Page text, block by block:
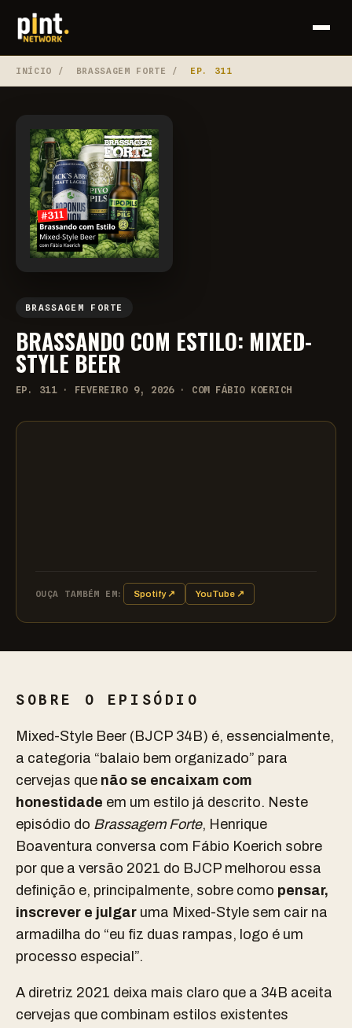
INÍCIO / BRASSAGEM FORTE / EP. 311
BRASSAGEM FORTE
BRASSANDO COM ESTILO: MIXED-
STYLE BEER
EP. 311 · FEVEREIRO 9, 2026 · COM FÁBIO KOERICH
OUÇA TAMBÉM EM: Spotify ↗ YouTube ↗
SOBRE O EPISÓDIO
Mixed-Style Beer (BJCP 34B) é, essencialmente,
a categoria “balaio bem organizado” para
cervejas que não se encaixam com
honestidade em um estilo já descrito. Neste
episódio do Brassagem Forte, Henrique
Boaventura conversa com Fábio Koerich sobre
por que a versão 2021 do BJCP melhorou essa
definição e, principalmente, sobre como pensar,
inscrever e julgar uma Mixed-Style sem cair na
armadilha do “eu fiz duas rampas, logo é um
processo especial”.
A diretriz 2021 deixa mais claro que a 34B aceita
cervejas que combinam estilos existentes